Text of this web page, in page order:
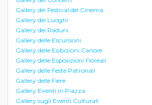
Gallery dei Festival del Cinema
Gallery dei Luoghi
Gallery dei Raduni
Gallery delle Escursioni
Gallery delle Esibizioni Canore
Gallery delle Esposizioni Floreali
Gallery delle Feste Patronali
Gallery delle Fiere
Gallery Eventi in Piazza
Gallery sugli Eventi Culturali